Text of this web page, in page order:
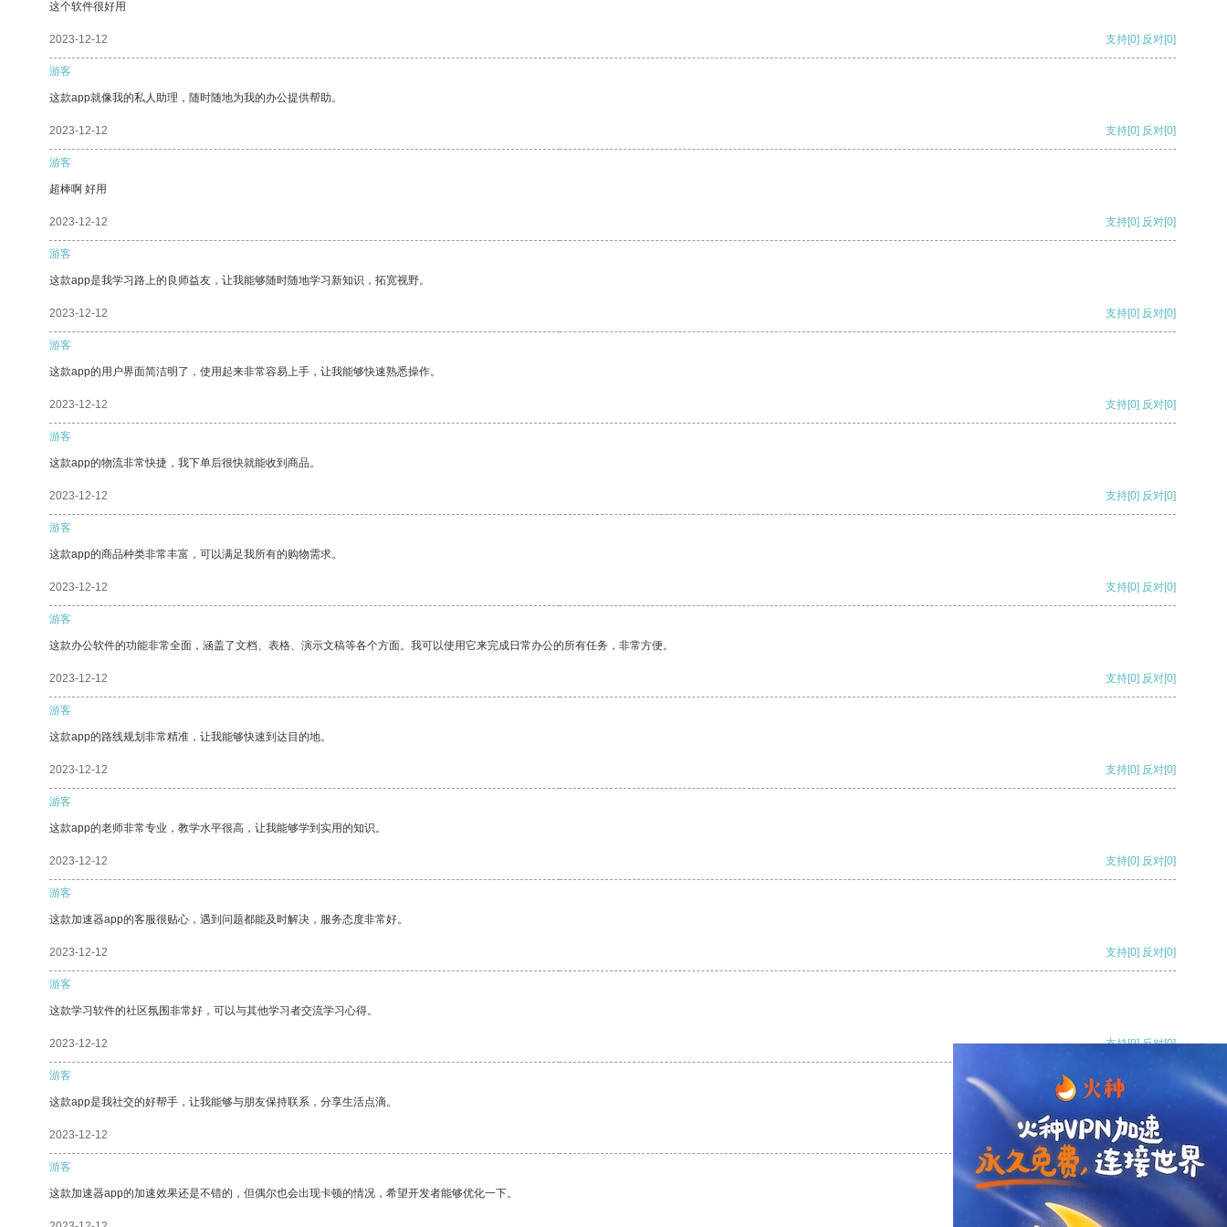
这个软件很好用
2023-12-12 支持[0] 反对[0]
游客
这款app就像我的私人助理，随时随地为我的办公提供帮助。
2023-12-12 支持[0] 反对[0]
游客
超棒啊 好用
2023-12-12 支持[0] 反对[0]
游客
这款app是我学习路上的良师益友，让我能够随时随地学习新知识，拓宽视野。
2023-12-12 支持[0] 反对[0]
游客
这款app的用户界面简洁明了，使用起来非常容易上手，让我能够快速熟悉操作。
2023-12-12 支持[0] 反对[0]
游客
这款app的物流非常快捷，我下单后很快就能收到商品。
2023-12-12 支持[0] 反对[0]
游客
这款app的商品种类非常丰富，可以满足我所有的购物需求。
2023-12-12 支持[0] 反对[0]
游客
这款办公软件的功能非常全面，涵盖了文档、表格、演示文稿等各个方面。我可以使用它来完成日常办公的所有任务，非常方便。
2023-12-12 支持[0] 反对[0]
游客
这款app的路线规划非常精准，让我能够快速到达目的地。
2023-12-12 支持[0] 反对[0]
游客
这款app的老师非常专业，教学水平很高，让我能够学到实用的知识。
2023-12-12 支持[0] 反对[0]
游客
这款加速器app的客服很贴心，遇到问题都能及时解决，服务态度非常好。
2023-12-12 支持[0] 反对[0]
游客
这款学习软件的社区氛围非常好，可以与其他学习者交流学习心得。
2023-12-12 支持[0] 反对[0]
游客
这款app是我社交的好帮手，让我能够与朋友保持联系，分享生活点滴。
2023-12-12 支持[0] 反对
游客
这款加速器app的加速效果还是不错的，但偶尔也会出现卡顿的情况，希望开发者能够优化一下。